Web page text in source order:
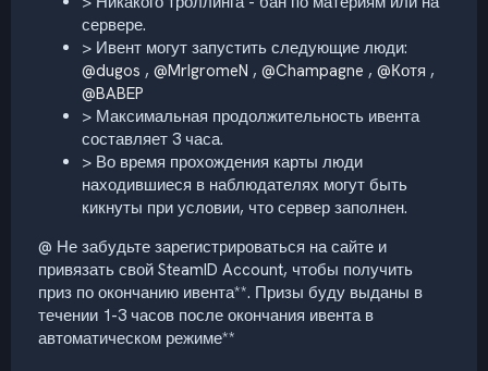
сервере.
> Ивент могут запустить следующие люди:
@dugos , @MrIgromeN , @Champagne , @Котя ,
@BABEP
> Максимальная продолжительность ивента
составляет 3 часа.
> Во время прохождения карты люди
находившиеся в наблюдателях могут быть
кикнуты при условии, что сервер заполнен.
@ Не забудьте зарегистрироваться на сайте и
привязать свой SteamID Account, чтобы получить
приз по окончанию ивента**. Призы буду выданы в
течении 1-3 часов после окончания ивента в
автоматическом режиме**